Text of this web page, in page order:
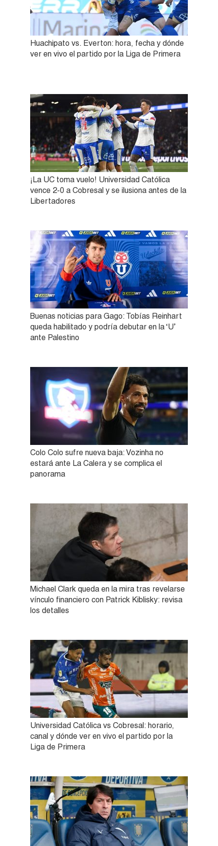
Huachipato vs. Everton: hora, fecha y dónde
ver en vivo el partido por la Liga de Primera
¡La UC toma vuelo! Universidad Católica
vence 2-0 a Cobresal y se ilusiona antes de la
Libertadores
Buenas noticias para Gago: Tobías Reinhart
queda habilitado y podría debutar en la ‘U’
ante Palestino
Colo Colo sufre nueva baja: Vozinha no
estará ante La Calera y se complica el
panorama
Michael Clark queda en la mira tras revelarse
vínculo financiero con Patrick Kiblisky: revisa
los detalles
Universidad Católica vs Cobresal: horario,
canal y dónde ver en vivo el partido por la
Liga de Primera